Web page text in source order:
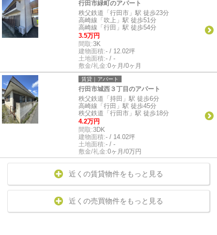
行田市緑町のアパート
秩父鉄道「行田市」駅 徒歩23分
高崎線「吹上」駅 徒歩51分
高崎線「行田」駅 徒歩54分
3.5万円
間取:3K
建物面積:- / 12.02坪
土地面積:- / -
敷金/礼金:0ヶ月/0ヶ月
賃貸｜アパート
行田市城西３丁目のアパート
秩父鉄道「持田」駅 徒歩6分
高崎線「行田」駅 徒歩45分
秩父鉄道「行田市」駅 徒歩18分
4.2万円
間取:3DK
建物面積:- / 14.02坪
土地面積:- / -
敷金/礼金:0ヶ月/0万円
近くの賃貸物件をもっと見る
近くの売買物件をもっと見る